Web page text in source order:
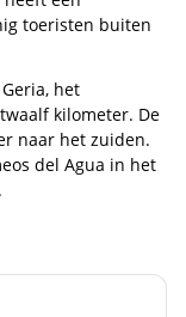
toeristen buiten
het
kilometer. De
naar het zuiden.
del Agua in het